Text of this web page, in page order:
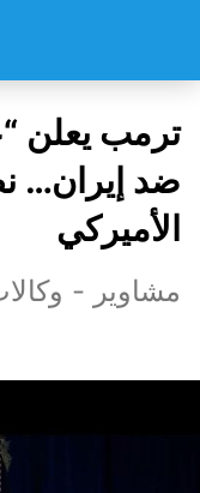
ترمب يعلن
ضد إيران…
الأميركي
مشاوير -